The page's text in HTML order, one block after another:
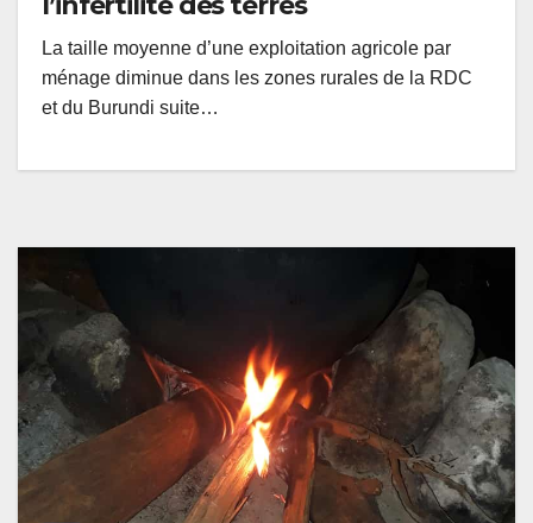
La taille moyenne d’une exploitation agricole par
ménage diminue dans les zones rurales de la RDC
et du Burundi suite…